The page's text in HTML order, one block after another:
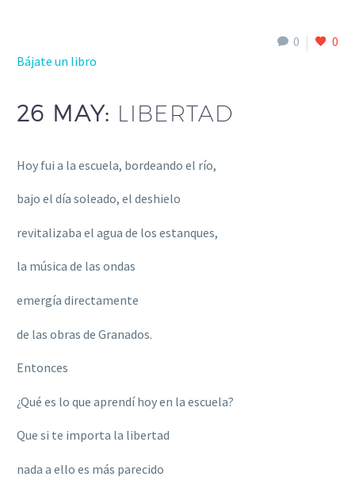
0
0
Bájate un libro
26 MAY: LIBERTAD
Hoy fui a la escuela, bordeando el río,
bajo el día soleado, el deshielo
revitalizaba el agua de los estanques,
la música de las ondas
emergía directamente
de las obras de Granados.
Entonces
¿Qué es lo que aprendí hoy en la escuela?
Que si te importa la libertad
nada a ello es más parecido